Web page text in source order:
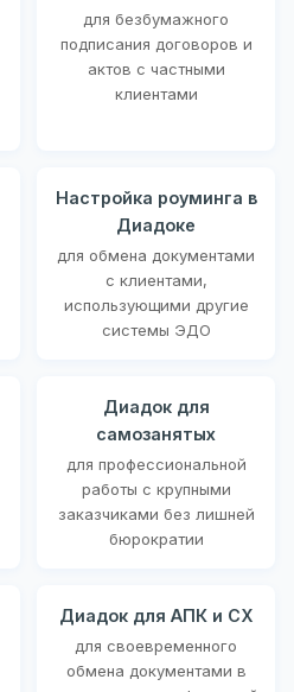
для безбумажного
подписания договоров и
актов с частными
клиентами
Настройка роуминга в
Диадоке
для обмена документами
с клиентами,
использующими другие
системы ЭДО
Диадок для
самозанятых
для профессиональной
работы с крупными
заказчиками без лишней
бюрократии
Диадок для АПК и СХ
для своевременного
обмена документами в